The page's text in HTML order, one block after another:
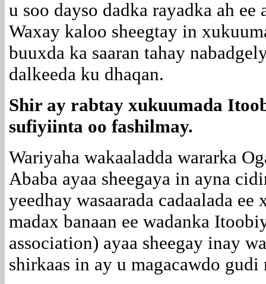
u soo dayso dadka rayadka ah
Waxay kaloo sheegtay in
buuxda ka saaran tahay
dalkeeda ku dhaqan.
Shir ay rabtay xukuumada
sufiyiinta oo fashilmay.
Wariyaha wakaaladda wararka
Ababa ayaa sheegaya in ayna
yeedhay wasaarada cadaalada
madax banaan ee wadanka
association) ayaa sheegay inay
shirkaas in ay u magacawdo